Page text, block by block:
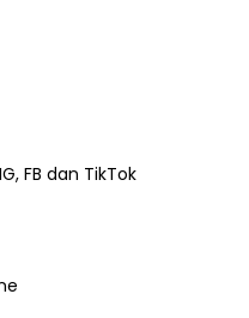
FB dan TikTok